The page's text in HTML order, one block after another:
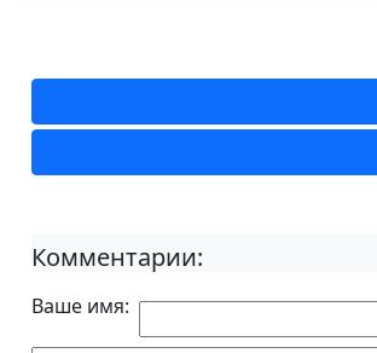
Комментарии:
Ваше имя: